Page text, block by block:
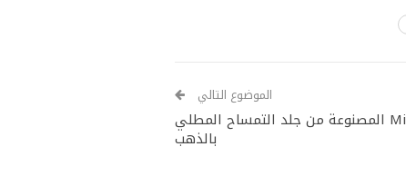
الموضوع التالي
حقيبة Mini Réjane المصنوعة من جلد التمساح المطلي
بالذهب